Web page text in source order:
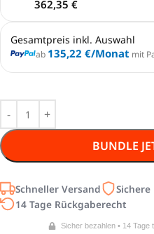
362,35 €
Gesamtpreis inkl. Auswahl
ab 135,22 €/Monat mit
BUNDLE
Schneller Versand
14 Tage Rückgaberecht
Sicher bezahlen • 14